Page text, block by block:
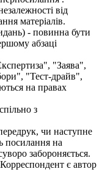
від
матеріалів.
- повинна бути
абзаці
"Заява",
"Тест-драйв",
на правах
з
чи наступне
посилання на
забороняється.
є автор